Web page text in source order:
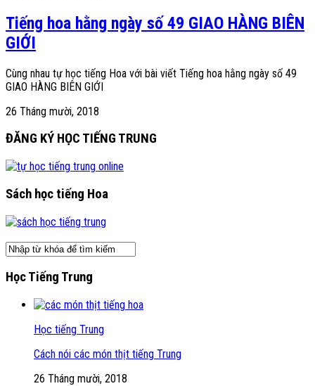
Tiếng hoa hằng ngày số 49 GIAO HÀNG BIÊN
GIỚI
Cùng nhau tự học tiếng Hoa với bài viết Tiếng hoa hằng ngày số 49
GIAO HÀNG BIÊN GIỚI
26 Tháng mười, 2018
ĐĂNG KÝ HỌC TIẾNG TRUNG
Sách học tiếng Hoa
Học Tiếng Trung
Học tiếng Trung
Cách nói các món thịt tiếng Trung
26 Tháng mười, 2018